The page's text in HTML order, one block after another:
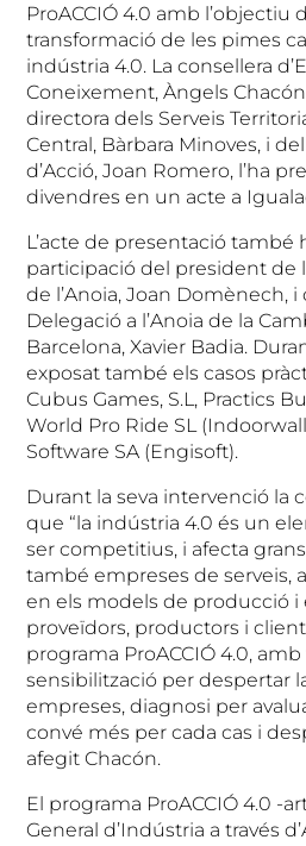
ProACCIÓ 4.0 amb l’objectiu
transformació de les pimes
indústria 4.0. La consellera
Coneixement, Àngels
directora dels Serveis
Central, Bàrbara Minoves, i
d’Acció, Joan Romero, l’ha
divendres en un acte a
L’acte de presentació
participació del president de
de l’Anoia, Joan Domènech,
Delegació a l’Anoia de la
Barcelona, Xavier Badia.
exposat també els casos
Cubus Games, S.L, Practics
World Pro Ride SL
Software SA (Engisoft).
Durant la seva intervenció la
que “la indústria 4.0 és un
ser competitius, i afecta
també empreses de serveis,
en els models de producció i
proveïdors, productors i
programa ProACCIÓ 4.0, amb
sensibilització per despertar
empreses, diagnosi per
convé més per cada cas i
afegit Chacón.
El programa ProACCIÓ 4.0 -
General d’Indústria a través